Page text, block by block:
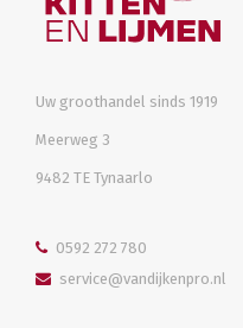
Uw groothandel sinds 1919
Meerweg 3
9482 TE Tynaarlo
0592 272 780
service@vandijkenpro.nl